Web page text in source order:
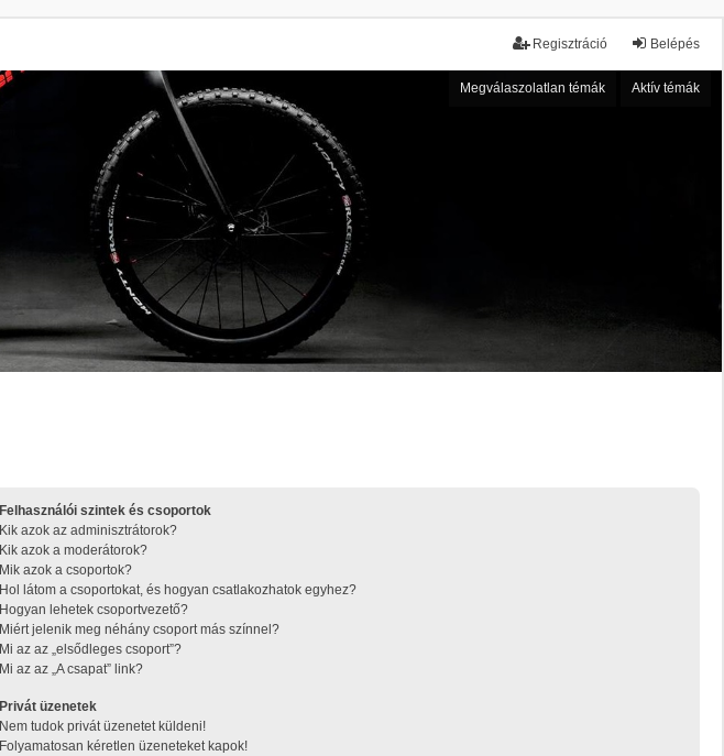
Belépés
Regisztráció
Megválaszolatlan témák Aktív témák
Felhasználói szintek és csoportok
Kik azok az adminisztrátorok?
Kik azok a moderátorok?
Mik azok a csoportok?
Hol látom a csoportokat, és hogyan csatlakozhatok egyhez?
Hogyan lehetek csoportvezető?
Miért jelenik meg néhány csoport más színnel?
Mi az az „elsődleges csoport”?
Mi az az „A csapat” link?
Privát üzenetek
Nem tudok privát üzenetet küldeni!
Folyamatosan kéretlen üzeneteket kapok!